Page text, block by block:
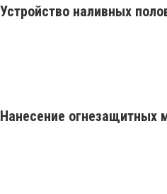
Устройство наливных
Нанесение огнезащитных